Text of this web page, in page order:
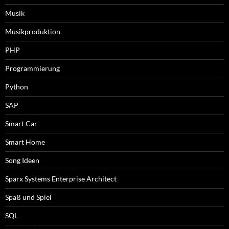
Musik
Musikproduktion
PHP
Programmierung
Python
SAP
Smart Car
Smart Home
Song Ideen
Sparx Systems Enterprise Architect
Spaß und Spiel
SQL